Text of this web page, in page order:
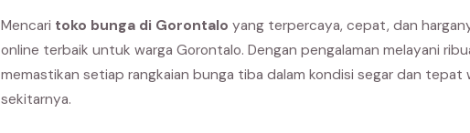
Mencari toko bunga di Gorontalo yang terpercaya, cepat, dan
online terbaik untuk warga Gorontalo. Dengan pengalaman melayani
memastikan setiap rangkaian bunga tiba dalam kondisi segar dan
sekitarnya.